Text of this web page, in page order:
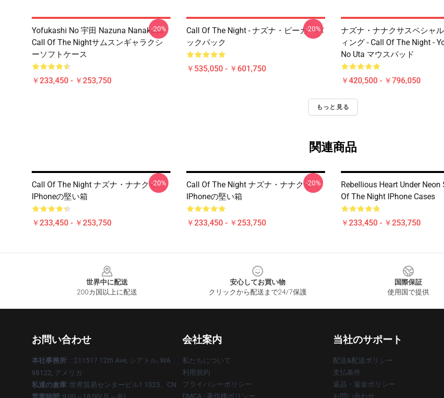
Yofukashi No 宇田 Nazuna Nanakusa
Call Of The Nightサムスンギャラクシ
ーソフトケース
￥233,450 - ￥253,750
-20%
Call Of The Night - ナズナ・ピーカ・バ
ックパック
￥535,050 - ￥601,750
-20%
ナズナ・ナナクサスペシャ
ィング - Call Of The Night -
No Uta マウスパッド
￥420,500 - ￥796,050
もっと見る
関連商品
Call Of The Night ナズナ・ナナクサ
IPhoneの堅い箱
￥233,450 - ￥253,750
-20%
Call Of The Night ナズナ・ナナクサ
IPhoneの堅い箱
￥233,450 - ￥253,750
-20%
Rebellious Heart Under Neon
Of The Night IPhone Cases
￥233,450 - ￥253,750
世界中に配送
200カ国以上に配送
安心してお買い物
クリックから配送まで24/7保護
国際保証
使用国で提供
お問い合わせ
本社事務所: : :1 11517 12th Ave, シアトル, WA
98122, アメリカ
私達の倉庫: 世界貿易センタービル1 1025、CN
会社案内
私たちについて
利用規約
プライバシーポリシー
DMCA - 著作権ポリシー
当社のサポート
配送&配送ポリシー
支払条件
返品・返金ポリシー
お問い合わせ